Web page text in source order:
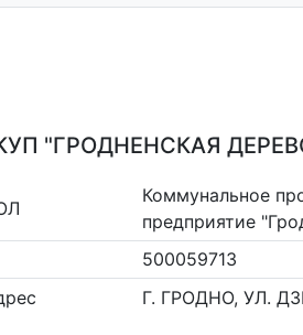
"ГРОДНЕНСКАЯ
Коммунальное
предприятие
500059713
Г. ГРОДНО, УЛ.